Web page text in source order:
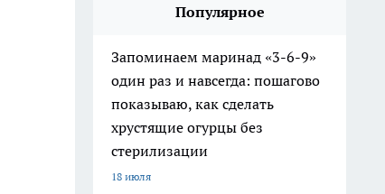
Популярное
Запоминаем маринад «3-6-9»
один раз и навсегда: пошагово
показываю, как сделать
хрустящие огурцы без
стерилизации
18 июля